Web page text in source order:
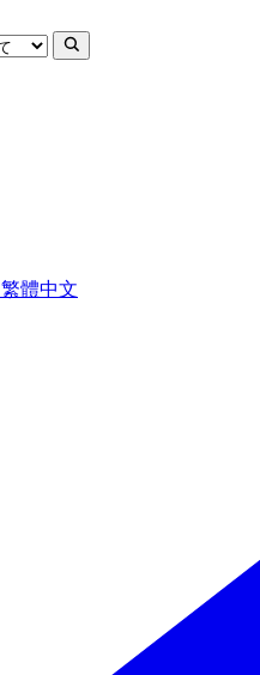
繁體中文